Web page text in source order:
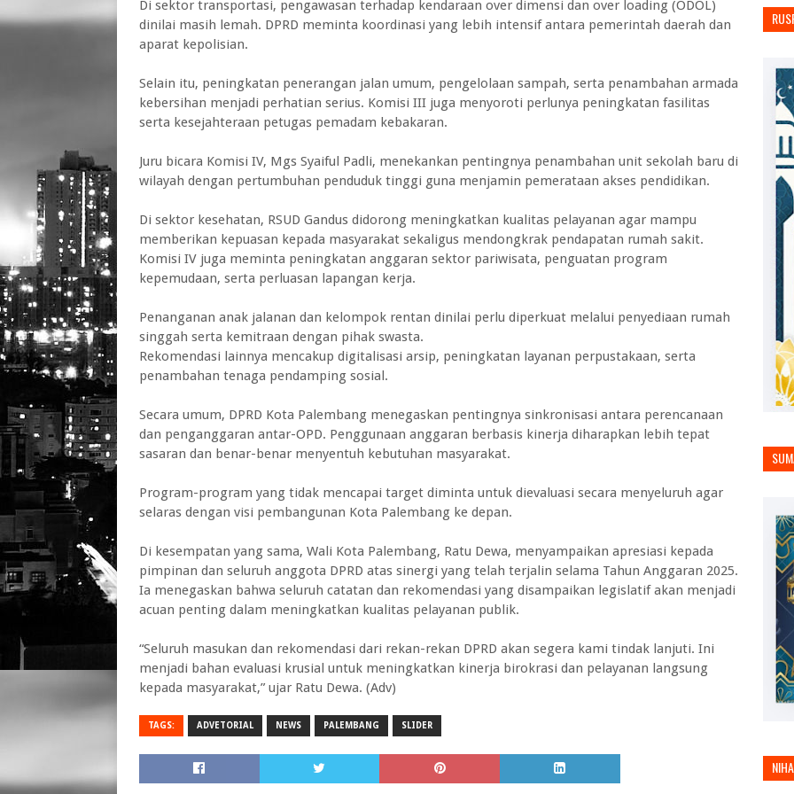
Di sektor transportasi, pengawasan terhadap kendaraan over dimensi dan over loading (ODOL)
dinilai masih lemah. DPRD meminta koordinasi yang lebih intensif antara pemerintah daerah dan
aparat kepolisian.
‎Selain itu, peningkatan penerangan jalan umum, pengelolaan sampah, serta penambahan armada
kebersihan menjadi perhatian serius. Komisi III juga menyoroti perlunya peningkatan fasilitas
serta kesejahteraan petugas pemadam kebakaran.
Juru bicara Komisi IV, Mgs Syaiful Padli, menekankan pentingnya penambahan unit sekolah baru di
wilayah dengan pertumbuhan penduduk tinggi guna menjamin pemerataan akses pendidikan.
‎Di sektor kesehatan, RSUD Gandus didorong meningkatkan kualitas pelayanan agar mampu
memberikan kepuasan kepada masyarakat sekaligus mendongkrak pendapatan rumah sakit.
‎Komisi IV juga meminta peningkatan anggaran sektor pariwisata, penguatan program
kepemudaan, serta perluasan lapangan kerja.
‎Penanganan anak jalanan dan kelompok rentan dinilai perlu diperkuat melalui penyediaan rumah
singgah serta kemitraan dengan pihak swasta.
‎Rekomendasi lainnya mencakup digitalisasi arsip, peningkatan layanan perpustakaan, serta
penambahan tenaga pendamping sosial.
‎Secara umum, DPRD Kota Palembang menegaskan pentingnya sinkronisasi antara perencanaan
dan penganggaran antar-OPD. Penggunaan anggaran berbasis kinerja diharapkan lebih tepat
sasaran dan benar-benar menyentuh kebutuhan masyarakat.
‎Program-program yang tidak mencapai target diminta untuk dievaluasi secara menyeluruh agar
selaras dengan visi pembangunan Kota Palembang ke depan.
Di kesempatan yang sama, Wali Kota Palembang, Ratu Dewa, menyampaikan apresiasi kepada
pimpinan dan seluruh anggota DPRD atas sinergi yang telah terjalin selama Tahun Anggaran 2025.
‎Ia menegaskan bahwa seluruh catatan dan rekomendasi yang disampaikan legislatif akan menjadi
acuan penting dalam meningkatkan kualitas pelayanan publik.
‎“Seluruh masukan dan rekomendasi dari rekan-rekan DPRD akan segera kami tindak lanjuti. Ini
menjadi bahan evaluasi krusial untuk meningkatkan kinerja birokrasi dan pelayanan langsung
kepada masyarakat,” ujar Ratu Dewa. (Adv)
TAGS: ADVETORIAL NEWS PALEMBANG SLIDER